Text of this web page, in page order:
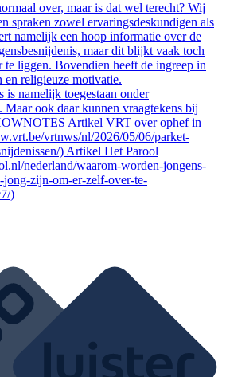
over, maar is dat wel terecht? Wij
spraken zowel ervaringsdeskundigen als
namelijk een hoop informatie over de
maar dit blijkt vaak toch
te liggen. Bovendien heeft de ingreep in
en religieuze motivatie.
is namelijk toegestaan onder
Maar ook daar kunnen vraagtekens bij
Artikel VRT over ophef in
vrtnws/nl/2026/05/06/parket-
) Artikel Het Parool
nederland/waarom-worden-jongens-
jong-zijn-om-er-zelf-over-te-
)